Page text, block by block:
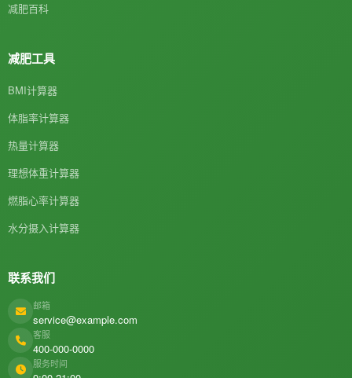
减肥百科
减肥工具
BMI计算器
体脂率计算器
热量计算器
理想体重计算器
燃脂心率计算器
水分摄入计算器
联系我们
邮箱
service@example.com
客服
400-000-0000
服务时间